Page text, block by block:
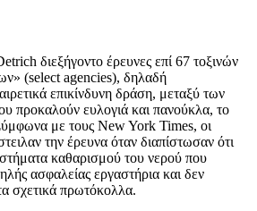
διεξήγοντο έρευνες επί 67 τοξινών
(select agencies), δηλαδή
επικίνδυνη δράση, μεταξύ των
προκαλούν ευλογιά και πανούκλα, το
με τους New York Times, oι
την έρευνα όταν διαπίστωσαν ότι
καθαρισμού του νερού που
ασφαλείας εργαστήρια και δεν
σχετικά πρωτόκολλα.